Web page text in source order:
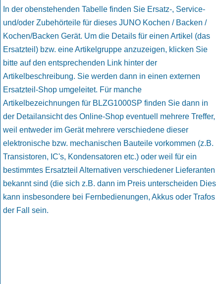
In der obenstehenden Tabelle finden Sie Ersatz-, Service-
und/oder Zubehörteile für dieses JUNO Kochen / Backen /
Kochen/Backen Gerät. Um die Details für einen Artikel (das
Ersatzteil) bzw. eine Artikelgruppe anzuzeigen, klicken Sie
bitte auf den entsprechenden Link hinter der
Artikelbeschreibung. Sie werden dann in einen externen
Ersatzteil-Shop umgeleitet. Für manche
Artikelbezeichnungen für BLZG1000SP finden Sie dann in
der Detailansicht des Online-Shop eventuell mehrere Treffer,
weil entweder im Gerät mehrere verschiedene dieser
elektronische bzw. mechanischen Bauteile vorkommen (z.B.
Transistoren, IC's, Kondensatoren etc.) oder weil für ein
bestimmtes Ersatzteil Alternativen verschiedener Lieferanten
bekannt sind (die sich z.B. dann im Preis unterscheiden Dies
kann insbesondere bei Fernbedienungen, Akkus oder Trafos
der Fall sein.